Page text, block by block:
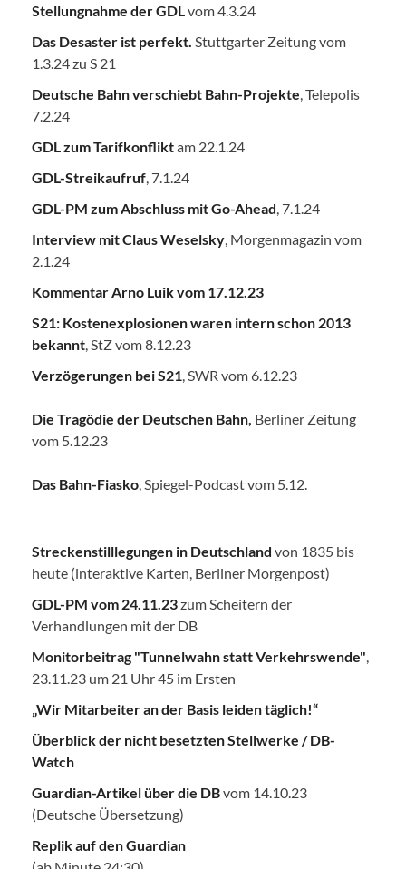
Stellungnahme der GDL vom 4.3.24
Das Desaster ist perfekt. Stuttgarter Zeitung vom
1.3.24 zu S 21
Deutsche Bahn verschiebt Bahn-Projekte , Telepolis
7.2.24
GDL zum Tarifkonfliktam 22.1.24
GDL-Streikaufruf , 7.1.24
GDL-PM zum Abschluss mit Go-Ahead , 7.1.24
Interview mit Claus Weselsky , Morgenmagazin vom
2.1.24
Kommentar Arno Luik vom 17.12.23
S21: Kostenexplosionen waren intern schon 2013
bekannt , StZ vom 8.12.23
Verzögerungen bei S21 , SWR vom 6.12.23
Die Tragödie der Deutschen Bahn Berliner Zeitung
vom 5.12.23
Das Bahn-Fiasko , Spiegel-Podcast vom 5.12.
Streckenstilllegungen in Deutschland von 1835 bis
heute (interaktive Karten, Berliner Morgenpost)
GDL-PM vom 24.11.23zum Scheitern der
Verhandlungen mit der DB
Monitorbeitrag "Tunnelwahn statt Verkehrswende"
23.11.23 um 21 Uhr 45 im Ersten
„Wir Mitarbeiter an der Basis leiden täglich!“
Überblick der nicht besetzten Stellwerke / DB-
Watch
Guardian-Artikel über die DBvom 14.10.23
(Deutsche Übersetzung)
Replik auf den Guardian